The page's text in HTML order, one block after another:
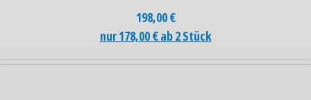
198,00€
nur 178,00 € ab 2 Stück